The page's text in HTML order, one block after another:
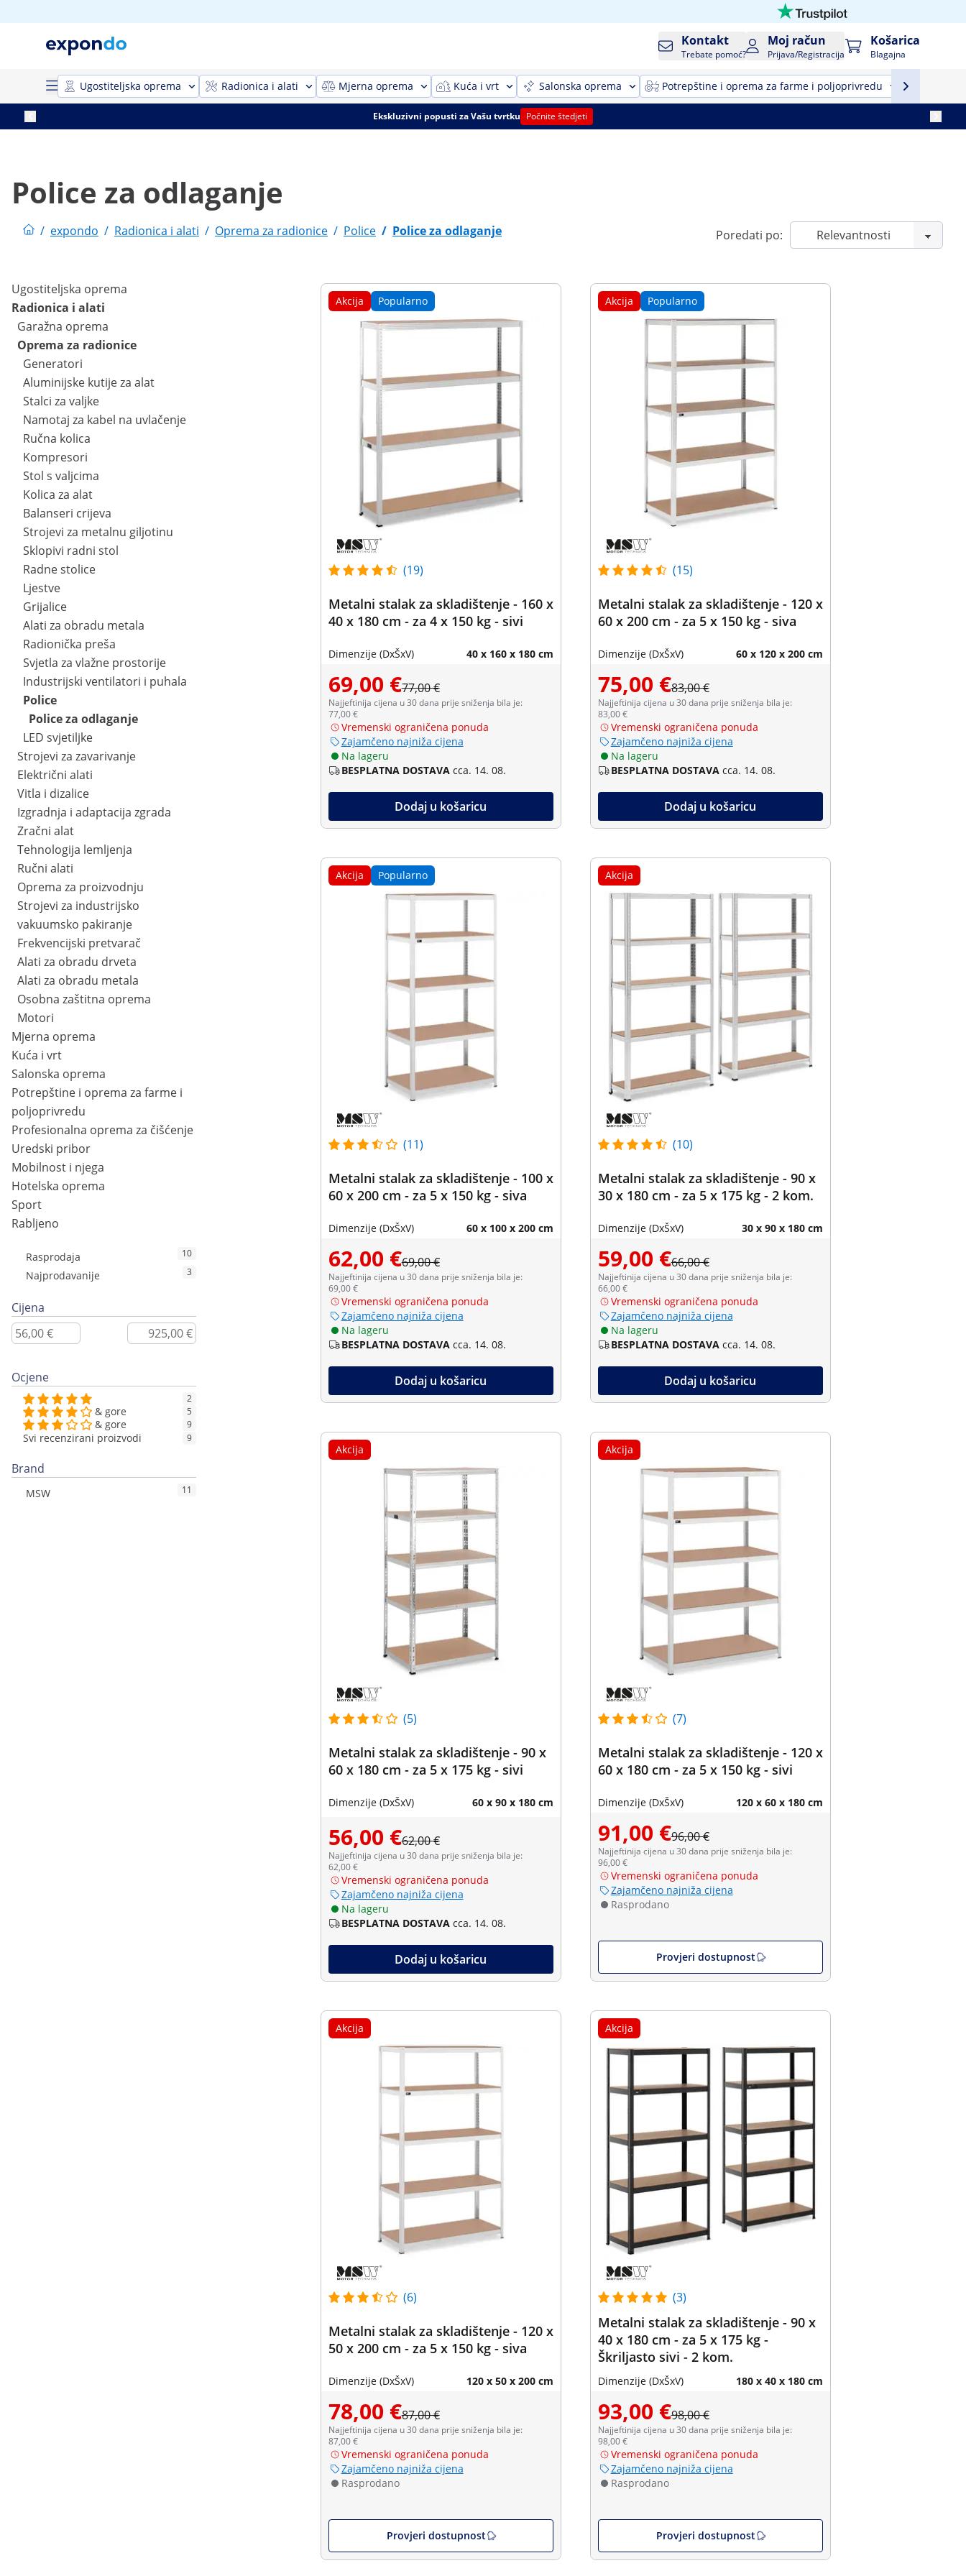
Kontakt
Trebate pomoć?
Moj račun
Prijava/Registracija
Košarica
Blagajna
Ugostiteljska oprema Radionica i alati Mjerna oprema Kuća i vrt Salonska oprema Potrepštine i oprema za farme i poljoprivredu
Ekskluzivni popusti za Vašu tvrtku Počnite štedjeti
Police za odlaganje
/ expondo / Radionica i alati / Oprema za radionice / Police / Police za odlaganje Poredati po:
Ugostiteljska oprema
Radionica i alati
Garažna oprema
Oprema za radionice
Generatori
Aluminijske kutije za alat
Stalci za valjke
Namotaj za kabel na uvlačenje
Ručna kolica
Kompresori
Stol s valjcima
Kolica za alat
Balanseri crijeva
Strojevi za metalnu giljotinu
Sklopivi radni stol
Radne stolice
Ljestve
Grijalice
Alati za obradu metala
Radionička preša
Svjetla za vlažne prostorije
Industrijski ventilatori i puhala
Police
Police za odlaganje
LED svjetiljke
Strojevi za zavarivanje
Električni alati
Vitla i dizalice
Izgradnja i adaptacija zgrada
Zračni alat
Tehnologija lemljenja
Ručni alati
Oprema za proizvodnju
Strojevi za industrijsko
vakuumsko pakiranje
Frekvencijski pretvarač
Alati za obradu drveta
Alati za obradu metala
Osobna zaštitna oprema
Motori
Mjerna oprema
Kuća i vrt
Salonska oprema
Potrepštine i oprema za farme i
poljoprivredu
Profesionalna oprema za čišćenje
Uredski pribor
Mobilnost i njega
Hotelska oprema
Sport
Rabljeno
Rasprodaja 10
Najprodavanije 3
Cijena
Ocjene
2
& gore 5
& gore 9
Svi recenzirani proizvodi 9
Brand
MSW 11
Akcija Popularno
(19)
Metalni stalak za skladištenje - 160 x
40 x 180 cm - za 4 x 150 kg - sivi
Dimenzije (DxŠxV) 40 x 160 x 180 cm
69,00 €77,00 €
Najjeftinija cijena u 30 dana prije sniženja bila je:
77,00 €
Vremenski ograničena ponuda
Zajamčeno najniža cijena
Na lageru
BESPLATNA DOSTAVA cca. 14. 08.
Dodaj u košaricu
Akcija Popularno
(15)
Metalni stalak za skladištenje - 120 x
60 x 200 cm - za 5 x 150 kg - siva
Dimenzije (DxŠxV) 60 x 120 x 200 cm
75,00 €83,00 €
Najjeftinija cijena u 30 dana prije sniženja bila je:
83,00 €
Vremenski ograničena ponuda
Zajamčeno najniža cijena
Na lageru
BESPLATNA DOSTAVA cca. 14. 08.
Dodaj u košaricu
Akcija Popularno
(11)
Metalni stalak za skladištenje - 100 x
60 x 200 cm - za 5 x 150 kg - siva
Dimenzije (DxŠxV) 60 x 100 x 200 cm
62,00 €69,00 €
Najjeftinija cijena u 30 dana prije sniženja bila je:
69,00 €
Vremenski ograničena ponuda
Zajamčeno najniža cijena
Na lageru
BESPLATNA DOSTAVA cca. 14. 08.
Dodaj u košaricu
Akcija
(10)
Metalni stalak za skladištenje - 90 x
30 x 180 cm - za 5 x 175 kg - 2 kom.
Dimenzije (DxŠxV) 30 x 90 x 180 cm
59,00 €66,00 €
Najjeftinija cijena u 30 dana prije sniženja bila je:
66,00 €
Vremenski ograničena ponuda
Zajamčeno najniža cijena
Na lageru
BESPLATNA DOSTAVA cca. 14. 08.
Dodaj u košaricu
Akcija
(5)
Metalni stalak za skladištenje - 90 x
60 x 180 cm - za 5 x 175 kg - sivi
Dimenzije (DxŠxV) 60 x 90 x 180 cm
56,00 €62,00 €
Najjeftinija cijena u 30 dana prije sniženja bila je:
62,00 €
Vremenski ograničena ponuda
Zajamčeno najniža cijena
Na lageru
BESPLATNA DOSTAVA cca. 14. 08.
Dodaj u košaricu
Akcija
(7)
Metalni stalak za skladištenje - 120 x
60 x 180 cm - za 5 x 150 kg - sivi
Dimenzije (DxŠxV) 120 x 60 x 180 cm
91,00 €96,00 €
Najjeftinija cijena u 30 dana prije sniženja bila je:
96,00 €
Vremenski ograničena ponuda
Zajamčeno najniža cijena
Rasprodano
Provjeri dostupnost
Akcija
(6)
Metalni stalak za skladištenje - 120 x
50 x 200 cm - za 5 x 150 kg - siva
Dimenzije (DxŠxV) 120 x 50 x 200 cm
78,00 €87,00 €
Najjeftinija cijena u 30 dana prije sniženja bila je:
87,00 €
Vremenski ograničena ponuda
Zajamčeno najniža cijena
Rasprodano
Provjeri dostupnost
Akcija
(3)
Metalni stalak za skladištenje - 90 x
40 x 180 cm - za 5 x 175 kg -
Škriljasto sivi - 2 kom.
Dimenzije (DxŠxV) 180 x 40 x 180 cm
93,00 €98,00 €
Najjeftinija cijena u 30 dana prije sniženja bila je:
98,00 €
Vremenski ograničena ponuda
Zajamčeno najniža cijena
Rasprodano
Provjeri dostupnost